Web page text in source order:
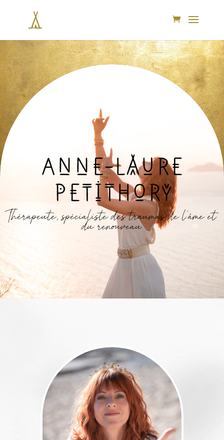
Anne-Laure
petithory
Thérapeute, spécialiste des traumas de l’âme et
du renouveau